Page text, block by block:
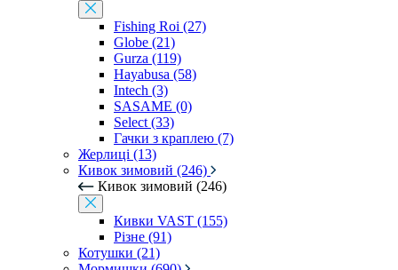
Fishing Roi (27)
Globe (21)
Gurza (119)
Hayabusa (58)
Intech (3)
SASAME (0)
Select (33)
Гачки з краплею (7)
Жерлиці (13)
Кивок зимовий (246)
Кивок зимовий (246)
Кивки VAST (155)
Різне (91)
Котушки (21)